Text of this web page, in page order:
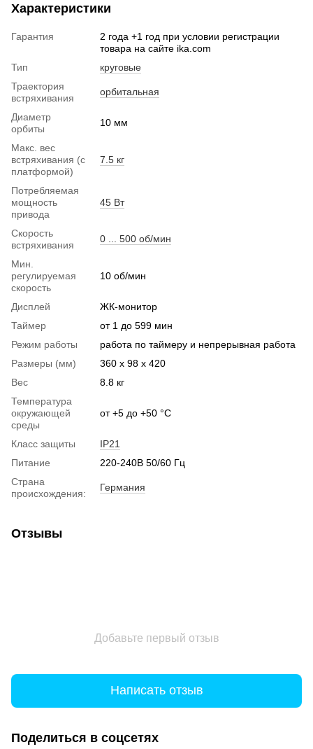
Характеристики
Гарантия
2 года +1 год при условии регистрации
товара на сайте ika.com
Тип
круговые
Траектория
встряхивания
орбитальная
Диаметр
орбиты
10 мм
Макс. вес
встряхивания (с
платформой)
7.5 кг
Потребляемая
мощность
привода
45 Вт
Скорость
встряхивания
0 ... 500 об/мин
Мин.
регулируемая
скорость
10 об/мин
Дисплей
ЖК-монитор
Таймер
от 1 до 599 мин
Режим работы
работа по таймеру и непрерывная работа
Размеры (мм)
360 x 98 x 420
Вес
8.8 кг
Температура
окружающей
среды
от +5 до +50 °C
Класс защиты
IP21
Питание
220-240В 50/60 Гц
Страна
происхождения:
Германия
Отзывы
Добавьте первый отзыв
Написать отзыв
Поделиться в соцсетях